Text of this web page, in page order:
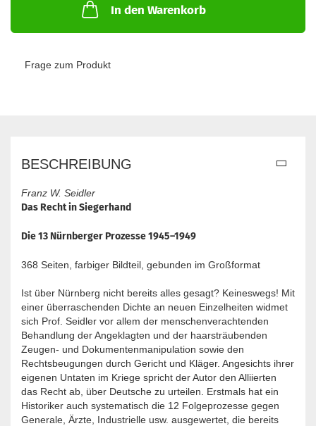
In den Warenkorb
Frage zum Produkt
BESCHREIBUNG
Franz W. Seidler
Das Recht in Siegerhand
Die 13 Nürnberger Prozesse 1945–1949
368 Seiten, farbiger Bildteil, gebunden im Großformat
Ist über Nürnberg nicht bereits alles gesagt? Keineswegs! Mit
einer überraschenden Dichte an neuen Einzelheiten widmet
sich Prof. Seidler vor allem der menschenverachtenden
Behandlung der Angeklagten und der haarsträubenden
Zeugen- und Dokumentenmanipulation sowie den
Rechtsbeugungen durch Gericht und Kläger. Angesichts ihrer
eigenen Untaten im Kriege spricht der Autor den Alliierten
das Recht ab, über Deutsche zu urteilen. Erstmals hat ein
Historiker auch systematisch die 12 Folgeprozesse gegen
Generale, Ärzte, Industrielle usw. ausgewertet, die bereits